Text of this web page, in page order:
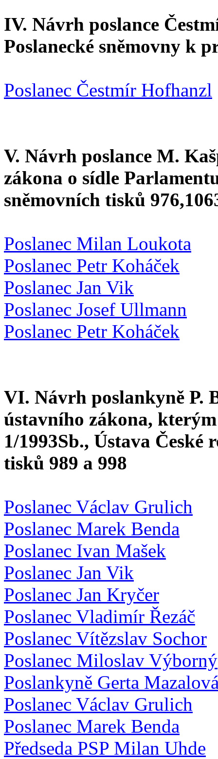
IV. Návrh poslance
Poslanecké sněmovny k
Poslanec Čestmír Hofhanzl
V. Návrh poslance M.
zákona o sídle
sněmovních tisků
Poslanec Milan Loukota
Poslanec Petr Koháček
Poslanec Jan Vik
Poslanec Josef Ullmann
Poslanec Petr Koháček
VI. Návrh poslankyně P.
ústavního zákona,
1/1993Sb., Ústava
tisků 989 a 998
Poslanec Václav Grulich
Poslanec Marek Benda
Poslanec Ivan Mašek
Poslanec Jan Vik
Poslanec Jan Kryčer
Poslanec Vladimír Řezáč
Poslanec Vítězslav Sochor
Poslanec Miloslav Výborný
Poslankyně Gerta
Poslanec Václav Grulich
Poslanec Marek Benda
Předseda PSP Milan Uhde